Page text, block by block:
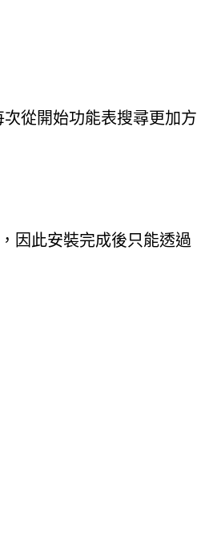
從開始功能表搜尋更加方
因此安裝完成後只能透過